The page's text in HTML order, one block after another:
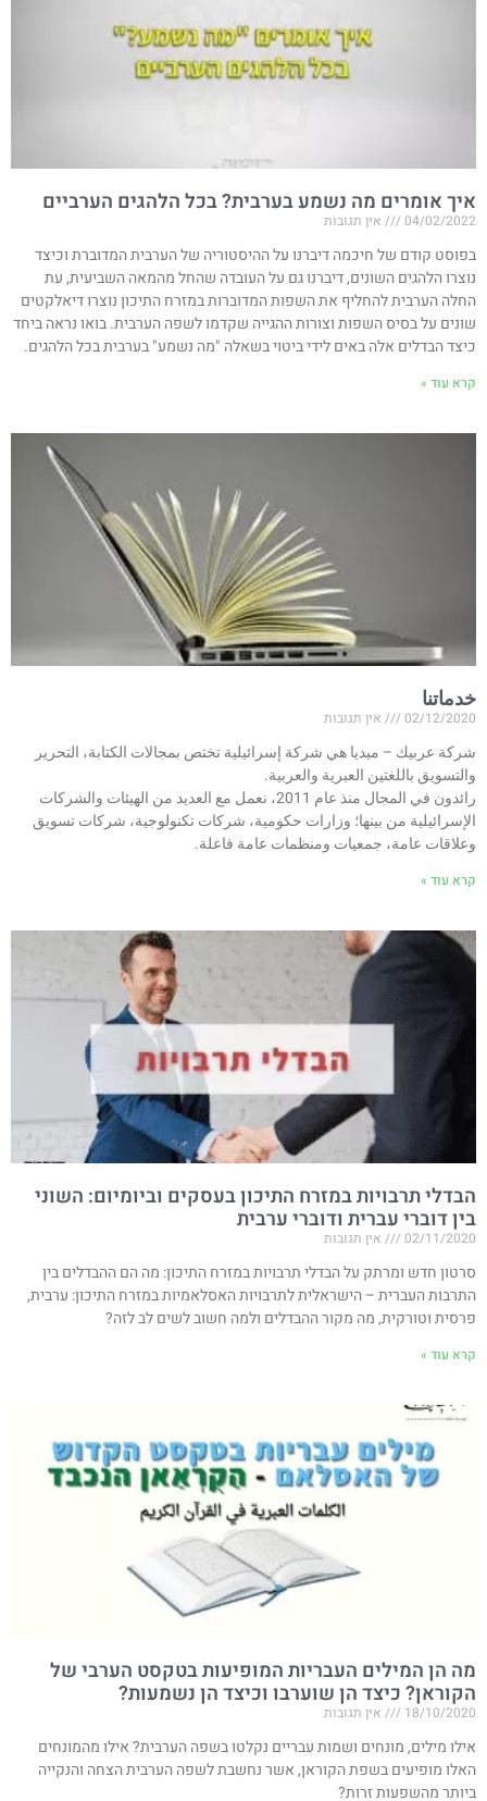
איך אומרים מה נשמע בערבית? בכל הלהגים הערביים
04/02/2022 אין תגובות
בפוסט קודם של חיכמה דיברנו על ההיסטוריה של הערבית המדוברת וכיצד
נוצרו הלהגים השונים, דיברנו גם על העובדה שהחל מהמאה השביעית, עת
החלה הערבית להחליף את השפות המדוברות במזרח התיכון נוצרו דיאלקטים
שונים על בסיס השפות וצורות ההגייה שקדמו לשפה הערבית. בואו נראה ביחד
כיצד הבדלים אלה באים לידי ביטוי בשאלה "מה נשמע" בערבית בכל הלהגים.
קרא עוד »
خدماتنا
02/12/2020 אין תגובות
شركة عربيك – ميديا هي شركة إسرائيلية تختص بمجالات الكتابة، التحرير
والتسويق باللغتين العبرية والعربية.
رائدون في المجال منذ عام 2011، نعمل مع العديد من الهيئات والشركات
الإسرائيلية من بينها؛ وزارات حكومية، شركات تكنولوجية، شركات تسويق
وعلاقات عامة، جمعيات ومنظمات عامة فاعلة.
קרא עוד »
הבדלי תרבויות במזרח התיכון בעסקים וביומיום: השוני
בין דוברי עברית ודוברי ערבית
02/11/2020 אין תגובות
סרטון חדש ומרתק על הבדלי תרבויות במזרח התיכון: מה הם ההבדלים בין
התרבות העברית – הישראלית לתרבויות האסלאמיות במזרח התיכון: ערבית,
פרסית וטורקית, מה מקור ההבדלים ולמה חשוב לשים לב לזה?
קרא עוד »
מה הן המילים העבריות המופיעות בטקסט הערבי של
הקוראן? כיצד הן שוערבו וכיצד הן נשמעות?
18/10/2020 אין תגובות
אילו מילים, מונחים ושמות עבריים נקלטו בשפה הערבית? אילו מהמונחים
האלו מופיעים בשפת הקוראן, אשר נחשבת לשפה הערבית הצחה והנקייה
ביותר מהשפעות זרות?